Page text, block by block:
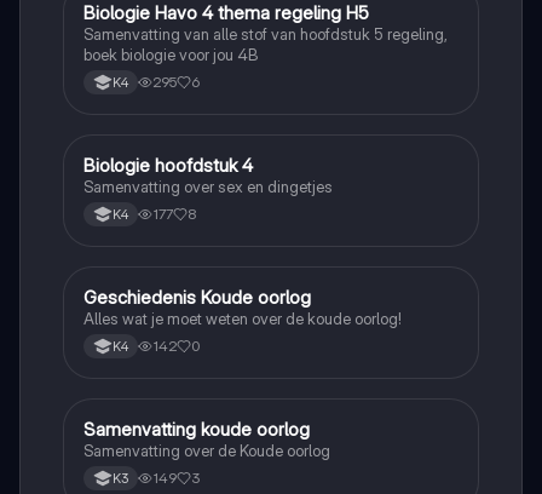
Biologie
Biologie Havo 4 thema regeling H5
Samenvatting van alle stof van hoofdstuk 5 regeling,
boek biologie voor jou 4B
K4 295 6
Biologie
Biologie hoofdstuk 4
Samenvatting over sex en dingetjes
K4 177 8
Geschiedenis
Geschiedenis Koude oorlog
Alles wat je moet weten over de koude oorlog!
K4 142 0
Geschiedenis
Samenvatting koude oorlog
Samenvatting over de Koude oorlog
K3 149 3